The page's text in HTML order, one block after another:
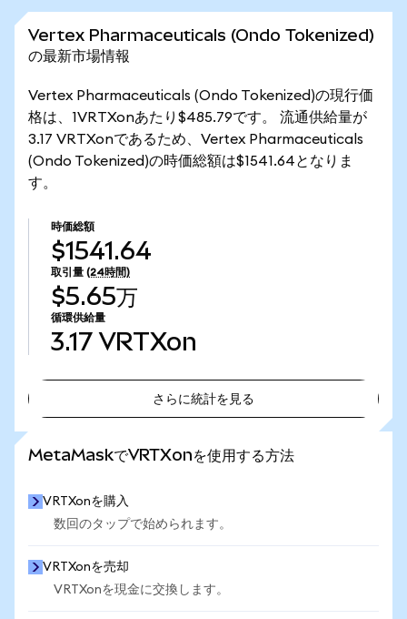
Vertex Pharmaceuticals (Ondo Tokenized)
の最新市場情報
Vertex Pharmaceuticals (Ondo Tokenized)の現行価
格は、1VRTXonあたり$485.79です。 流通供給量が
3.17 VRTXonであるため、Vertex Pharmaceuticals
(Ondo Tokenized)の時価総額は$1541.64となりま
す。
時価総額
$1541.64
取引量 (24時間)
$5.65万
循環供給量
3.17 VRTXon
さらに統計を見る
MetaMaskでVRTXonを使用する方法
VRTXonを購入
数回のタップで始められます。
VRTXonを売却
VRTXonを現金に交換します。